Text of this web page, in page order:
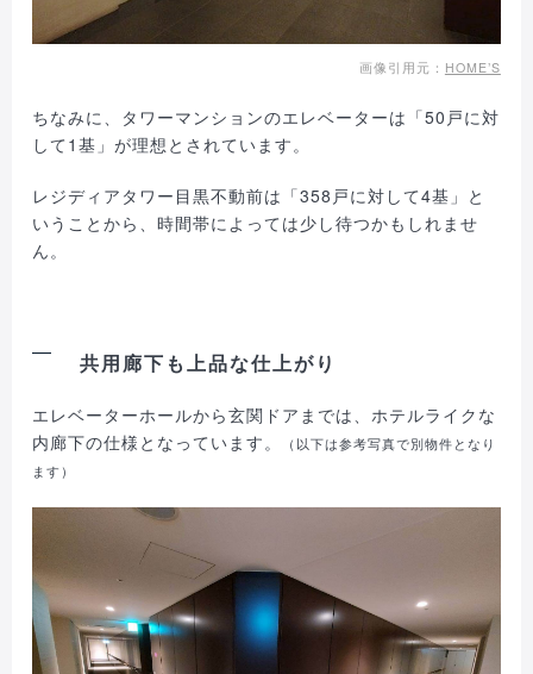
画像引用元： HOME’S
ちなみに、タワーマンションのエレベーターは「50戸に対
して1基」が理想とされています。
レジディアタワー目黒不動前は「358戸に対して4基」と
いうことから、時間帯によっては少し待つかもしれませ
ん。
共用廊下も上品な仕上がり
エレベーターホールから玄関ドアまでは、ホテルライクな
内廊下の仕様となっています。
（以下は参考写真で別物件となり
ます）